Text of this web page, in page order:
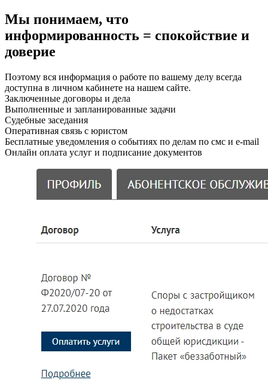
Мы понимаем, что
информированность = спокойствие и
доверие
Поэтому вся информация о работе по вашему делу всегда
доступна в личном кабинете на нашем сайте.
Заключенные договоры и дела
Выполненные и запланированные задачи
Судебные заседания
Оперативная связь с юристом
Бесплатные уведомления о событиях по делам по смс и e-mail
Онлайн оплата услуг и подписание документов